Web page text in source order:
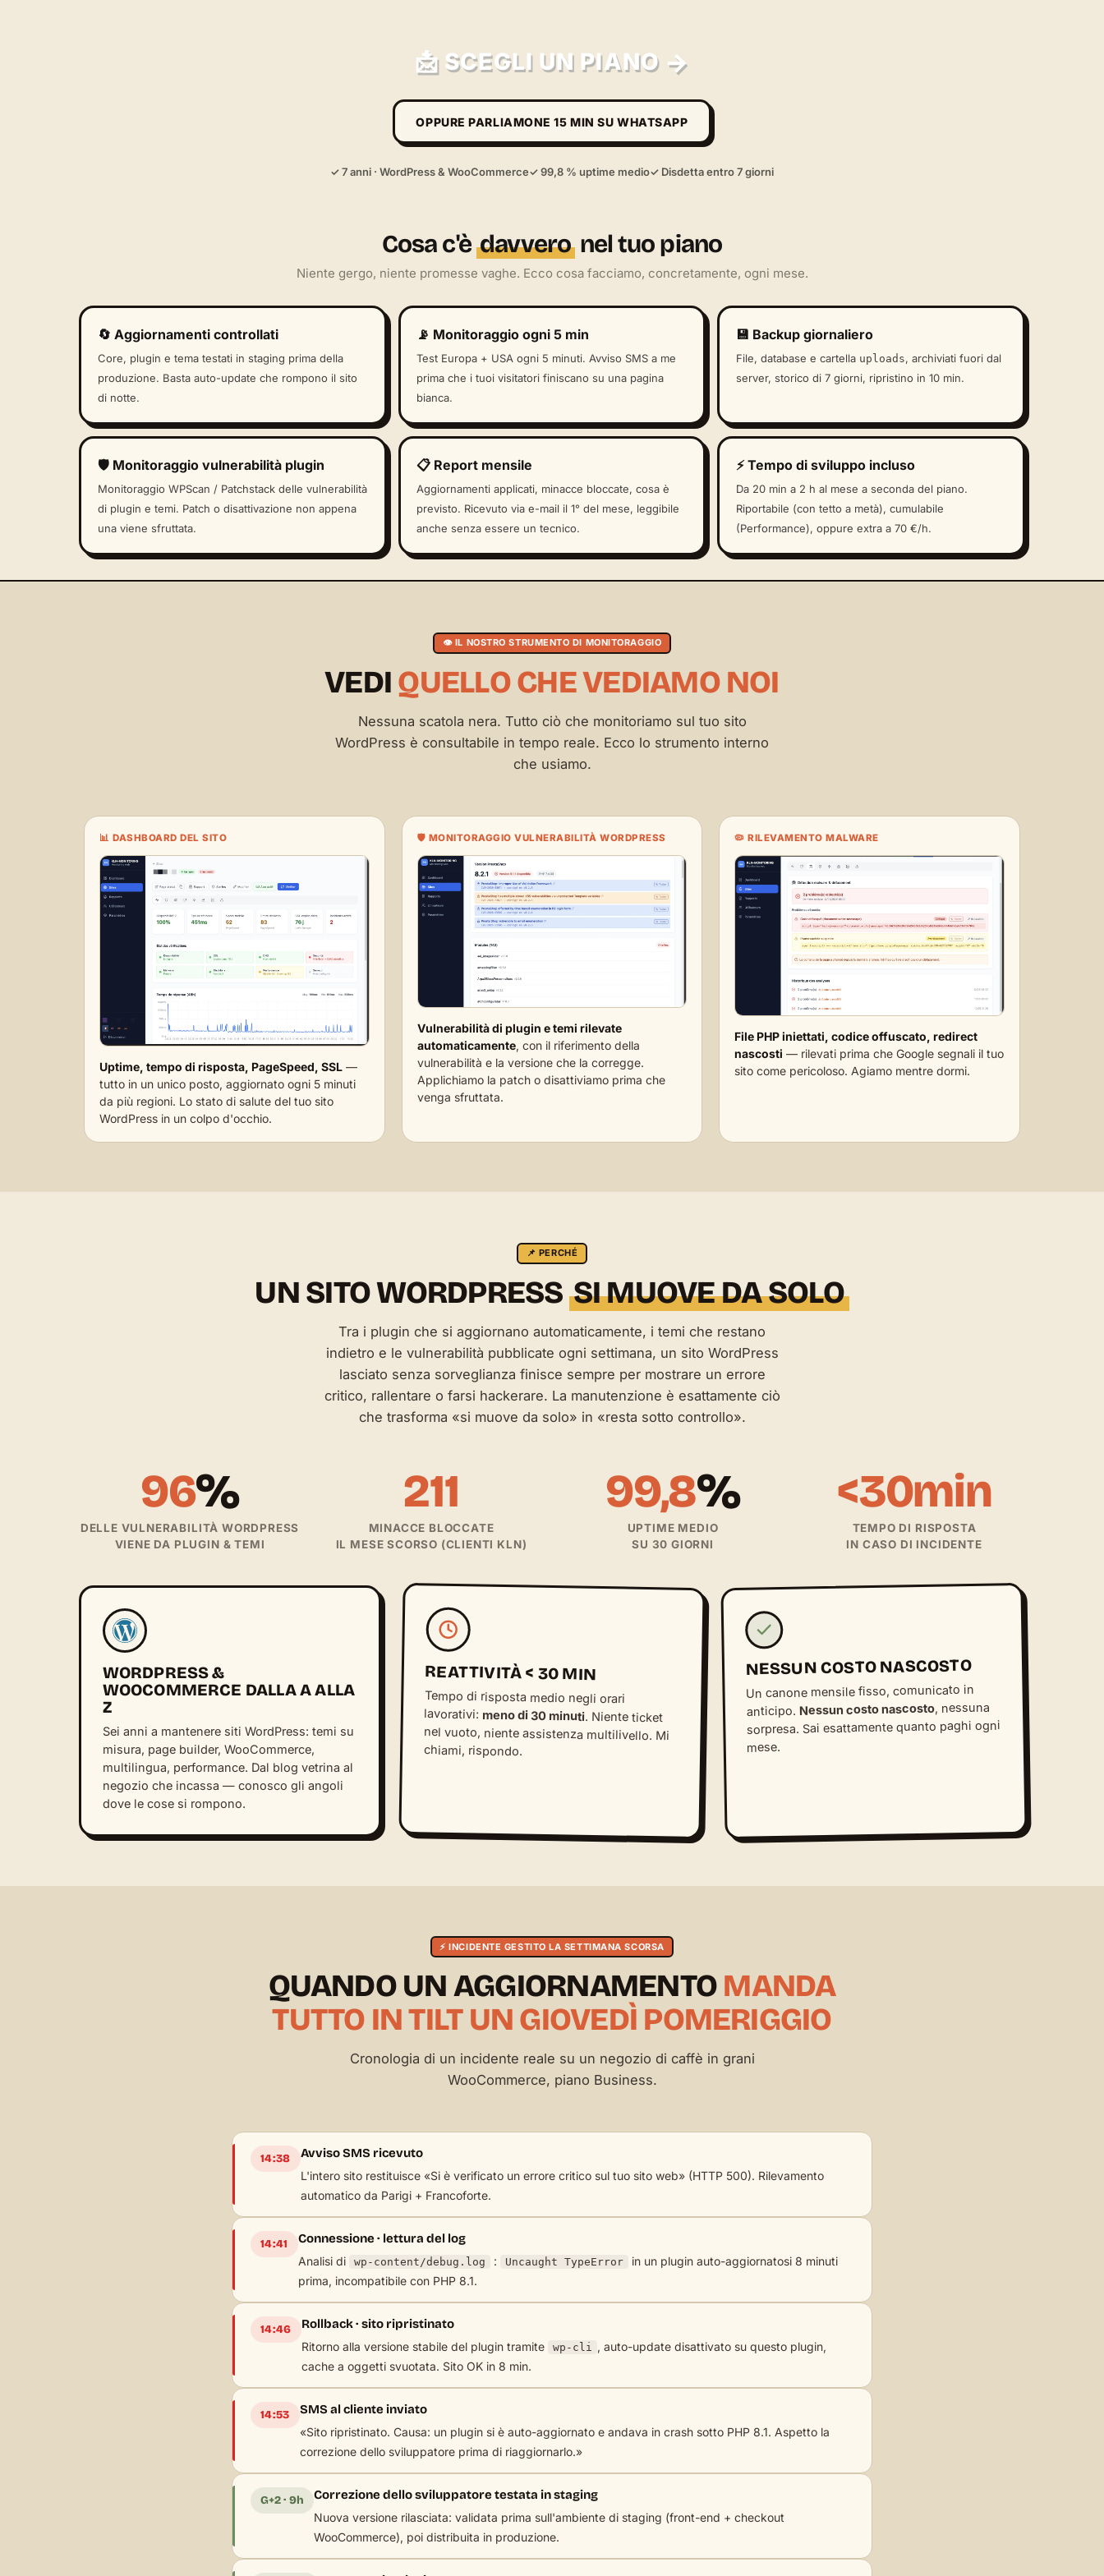
📩 SCEGLI UN PIANO →
OPPURE PARLIAMONE 15 MIN SU WHATSAPP
✓ 7 anni · WordPress & WooCommerce✓ 99,8 % uptime medio✓ Disdetta entro 7 giorni
Cosa c'è davveronel tuo piano
Niente gergo, niente promesse vaghe. Ecco cosa facciamo, concretamente, ogni mese.
🔄 Aggiornamenti controllati
Core, plugin e tema testati in staging prima della
produzione. Basta auto-update che rompono il sito
di notte.
📡 Monitoraggio ogni 5 min
Test Europa + USA ogni 5 minuti. Avviso SMS a me
prima che i tuoi visitatori finiscano su una pagina
bianca.
💾 Backup giornaliero
File, database e cartella uploads, archiviati fuori dal
server, storico di 7 giorni, ripristino in 10 min.
🛡️ Monitoraggio vulnerabilità plugin
Monitoraggio WPScan / Patchstack delle vulnerabilità
di plugin e temi. Patch o disattivazione non appena
una viene sfruttata.
📋 Report mensile
Aggiornamenti applicati, minacce bloccate, cosa è
previsto. Ricevuto via e-mail il 1° del mese, leggibile
anche senza essere un tecnico.
⚡ Tempo di sviluppo incluso
Da 20 min a 2 h al mese a seconda del piano.
Riportabile (con tetto a metà), cumulabile
(Performance), oppure extra a 70 €/h.
👁️ IL NOSTRO STRUMENTO DI MONITORAGGIO
VEDI QUELLO CHE VEDIAMO NOI
Nessuna scatola nera. Tutto ciò che monitoriamo sul tuo sito
WordPress è consultabile in tempo reale. Ecco lo strumento interno
che usiamo.
📊 DASHBOARD DEL SITO
Uptime, tempo di risposta, PageSpeed, SSL —
tutto in un unico posto, aggiornato ogni 5 minuti
da più regioni. Lo stato di salute del tuo sito
WordPress in un colpo d'occhio.
🛡️ MONITORAGGIO VULNERABILITÀ WORDPRESS
Vulnerabilità di plugin e temi rilevate
automaticamente, con il riferimento della
vulnerabilità e la versione che la corregge.
Applichiamo la patch o disattiviamo prima che
venga sfruttata.
🦠 RILEVAMENTO MALWARE
File PHP iniettati, codice offuscato, redirect
nascosti — rilevati prima che Google segnali il tuo
sito come pericoloso. Agiamo mentre dormi.
📌 PERCHÉ
UN SITO WORDPRESS SI MUOVE DA SOLO
Tra i plugin che si aggiornano automaticamente, i temi che restano
indietro e le vulnerabilità pubblicate ogni settimana, un sito WordPress
lasciato senza sorveglianza finisce sempre per mostrare un errore
critico, rallentare o farsi hackerare. La manutenzione è esattamente ciò
che trasforma «si muove da solo» in «resta sotto controllo».
96%
DELLE VULNERABILITÀ WORDPRESS
VIENE DA PLUGIN & TEMI
211
MINACCE BLOCCATE
IL MESE SCORSO (CLIENTI KLN)
99,8%
UPTIME MEDIO
SU 30 GIORNI
<30min
TEMPO DI RISPOSTA
IN CASO DI INCIDENTE
WORDPRESS &
WOOCOMMERCE DALLA A ALLA
Z
Sei anni a mantenere siti WordPress: temi su
misura, page builder, WooCommerce,
multilingua, performance. Dal blog vetrina al
negozio che incassa — conosco gli angoli
dove le cose si rompono.
REATTIVITÀ < 30 MIN
Tempo di risposta medio negli orari
lavorativi: meno di 30 minuti. Niente ticket
nel vuoto, niente assistenza multilivello. Mi
chiami, rispondo.
NESSUN COSTO NASCOSTO
Un canone mensile fisso, comunicato in
anticipo. Nessun costo nascosto, nessuna
sorpresa. Sai esattamente quanto paghi ogni
mese.
⚡ INCIDENTE GESTITO LA SETTIMANA SCORSA
QUANDO UN AGGIORNAMENTO MANDA
TUTTO IN TILT UN GIOVEDÌ POMERIGGIO
Cronologia di un incidente reale su un negozio di caffè in grani
WooCommerce, piano Business.
14:38 Avviso SMS ricevuto
L'intero sito restituisce «Si è verificato un errore critico sul tuo sito web» (HTTP 500). Rilevamento
automatico da Parigi + Francoforte.
14:41 Connessione · lettura del log
Analisi di wp-content/debug.log : Uncaught TypeError
in un plugin auto-aggiornatosi 8 minuti
prima, incompatibile con PHP 8.1.
14:46 Rollback · sito ripristinato
Ritorno alla versione stabile del plugin tramite wp-cli , auto-update disattivato su questo plugin,
cache a oggetti svuotata. Sito OK in 8 min.
14:53 SMS al cliente inviato
«Sito ripristinato. Causa: un plugin si è auto-aggiornato e andava in crash sotto PHP 8.1. Aspetto la
correzione dello sviluppatore prima di riaggiornarlo.»
G+2 · 9h Correzione dello sviluppatore testata in staging
Nuova versione rilasciata: validata prima sull'ambiente di staging (front-end + checkout
WooCommerce), poi distribuita in produzione.